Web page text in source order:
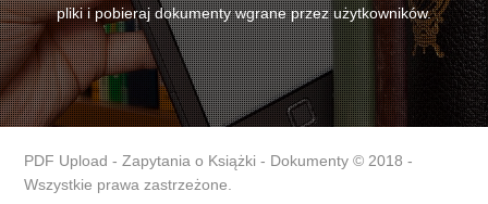
pliki i pobieraj dokumenty wgrane przez użytkowników.
PDF Upload - Zapytania o Książki - Dokumenty © 2018 -
Wszystkie prawa zastrzeżone.